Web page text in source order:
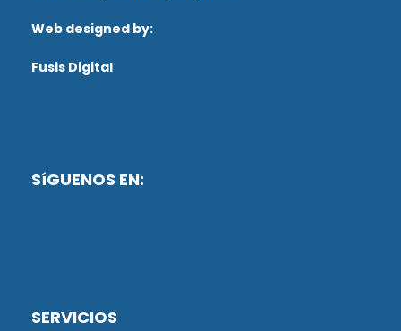
Web designed by:
Fusis Digital
SíGUENOS EN:
SERVICIOS